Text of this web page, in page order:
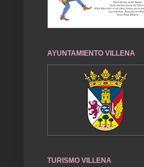
AYUNTAMIENTO VILLENA
TURISMO VILLENA